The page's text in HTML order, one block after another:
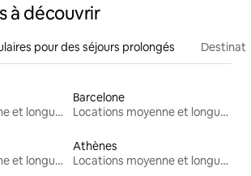
à découvrir
pour des séjours prolongés
Locations moyenne et longue durée
Barcelone
Locations moyenne et longue durée
Locations moyenne et longue durée
Athènes
Locations moyenne et longue durée